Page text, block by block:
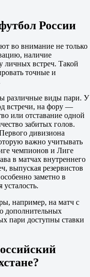
России
во внимание не только
наличие
личных встреч. Такой
точные и
различные виды пари. У
встречи, на фору —
или отставание одной
забитых голов.
дивизиона
важно учитывать
чемпионов и Лиге
в матчах внутреннего
выпуская резервистов
заметно в
усталость.
например, на матч с
дополнительных
пари доступны ставки